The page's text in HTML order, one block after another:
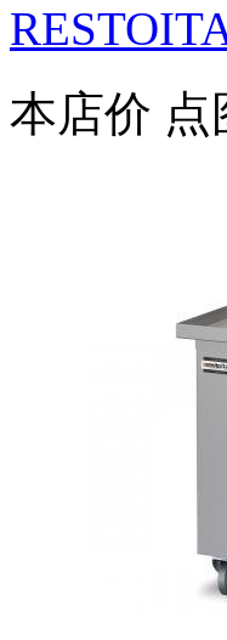
本店价 点